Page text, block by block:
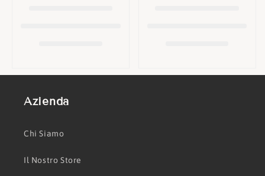
e
Azienda
Chi Siamo
Il Nostro Store